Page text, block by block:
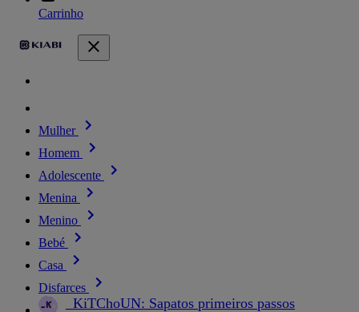
Carrinho
Mulher
Homem
Adolescente
Menina
Menino
Bebé
Casa
Disfarces
_KiTChoUN: Sapatos primeiros passos